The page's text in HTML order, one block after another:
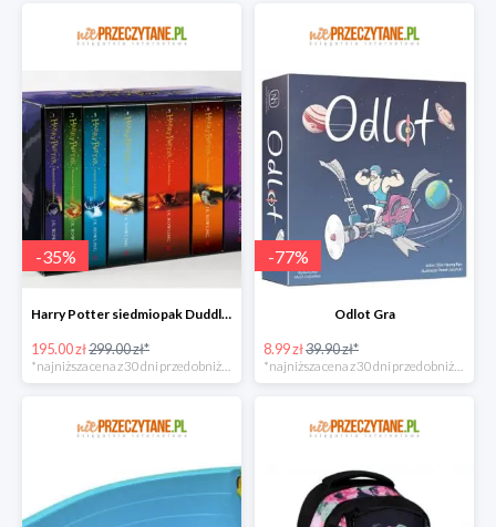
-35%
Harry Potter siedmiopak Duddle super oferta
195.00 zł299.00 zł*
-77%
Odlot Gra
8.99 zł39.90 zł*